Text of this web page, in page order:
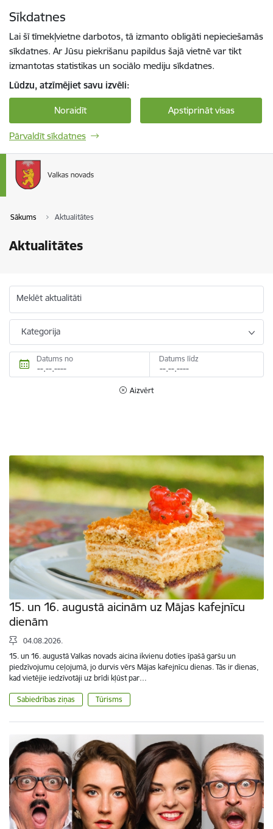
Sīkdatnes
Lai šī tīmekļvietne darbotos, tā izmanto obligāti nepieciešamās
sīkdatnes. Ar Jūsu piekrišanu papildus šajā vietnē var tikt
izmantotas statistikas un sociālo mediju sīkdatnes.
Lūdzu, atzīmējiet savu izvēli:
Noraidīt Apstiprināt visas
Pārvaldīt sīkdatnes
Sākums Aktualitātes
Aktualitātes
Meklēt aktualitāti
Kategorija
Datums no Datums līdz
Aizvērt
15. un 16. augustā aicinām uz Mājas kafejnīcu
dienām
04.08.2026.
15. un 16. augustā Valkas novads aicina ikvienu doties īpašā garšu un
piedzīvojumu ceļojumā, jo durvis vērs Mājas kafejnīcu dienas. Tās ir dienas,
kad vietējie iedzīvotāji uz brīdi kļūst par…
Sabiedrības ziņas Tūrisms